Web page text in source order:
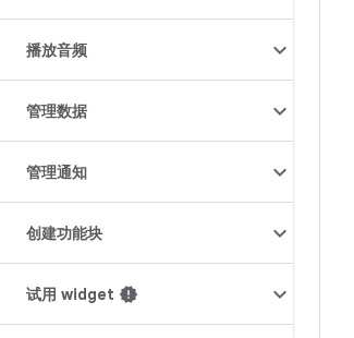
播放音频
管理数据
管理通知
创建功能块
试用 widget